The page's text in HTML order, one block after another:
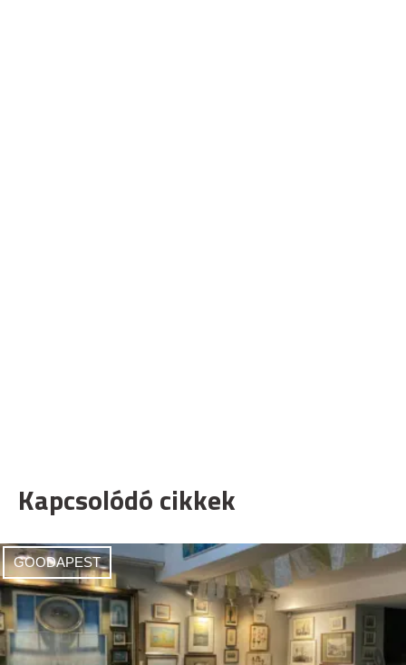
Kapcsolódó cikkek
GOODAPEST